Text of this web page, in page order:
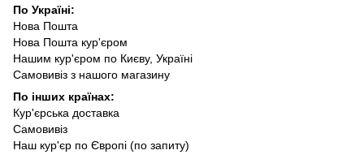
По Україні:
Нова Пошта
Нова Пошта кур'єром
Нашим кур'єром по Києву, Україні
Самовивіз з нашого магазину
По інших країнах:
Кур'єрська доставка
Самовивіз
Наш кур'єр по Європі (по запиту)